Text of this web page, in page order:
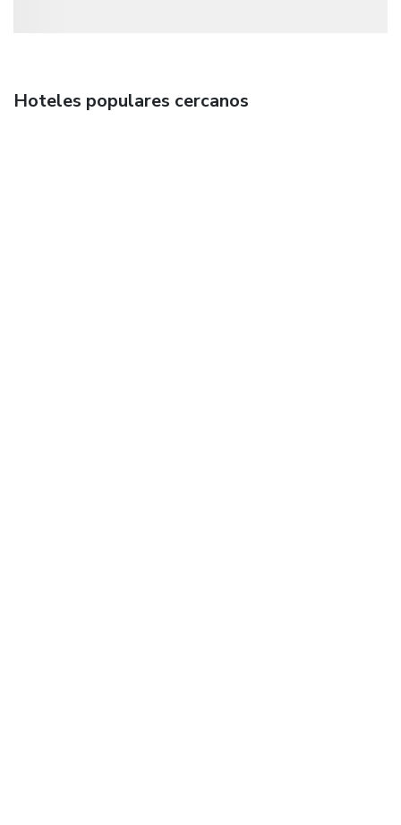
Hoteles populares cercanos